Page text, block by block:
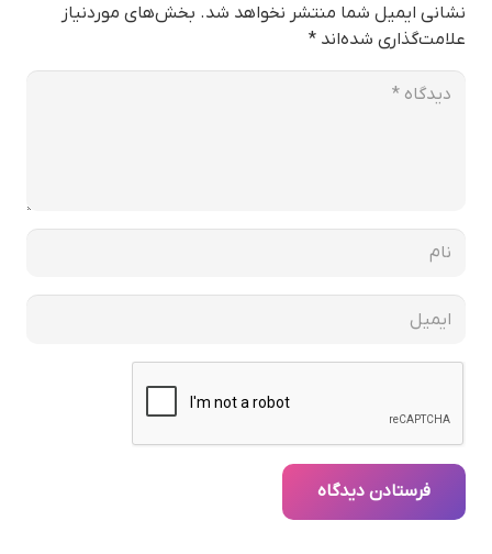
نشانی ایمیل شما منتشر نخواهد شد. بخش‌های موردنیاز
علامت‌گذاری شده‌اند *
فرستادن دیدگاه